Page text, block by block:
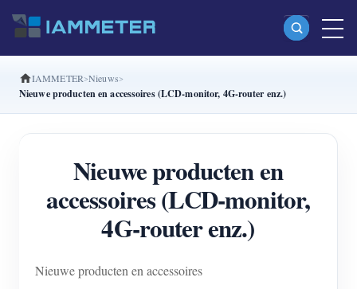
Producten
Driefasige Wi-Fi-energiemeter (WEM3080T)
Driefasige Wi-Fi-energiemeter (WEM3046T)
Driefasige Wi-Fi-energiemeter (WEM3050T)
WiFi-vermogenscontroller
IAMMETER Nieuws
Nieuwe producten en accessoires (LCD-monitor, 4G-router enz.)
Nieuwe producten en
accessoires (LCD-monitor,
4G-router enz.)
Nieuwe producten en accessoires